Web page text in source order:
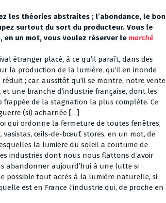
les théories abstraites ; l’abondance, le bon
surtout du sort du producteur. Vous le
un mot, vous voulez réserver le marché
étranger placé, à ce qu’il paraît, dans des
la production de la lumière, qu’il en inonde
; car, aussitôt qu’il se montre, notre vente
une branche d’industrie française, dont les
de la stagnation la plus complète. Ce
(si) acharnée […]
qui ordonne la fermeture de toutes fenêtres,
vasistas, œils-de-bœuf, stores, en un mot, de
la lumière du soleil a coutume de
industries dont nous nous flattons d’avoir
abandonner aujourd’hui à une lutte si
possible tout accès à la lumière naturelle, si
est en France l’industrie qui, de proche en